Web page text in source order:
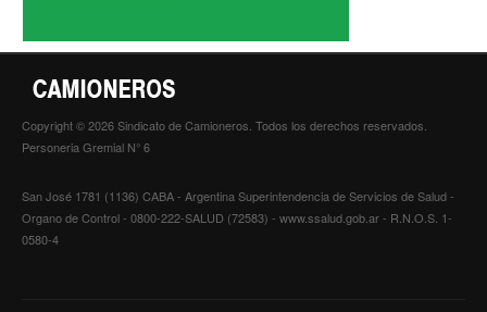
Secretaría general adjunta
Secretaría de actas
Secretaría administrativa
Secretaría gremial
Copyright © 2026 Sindicato de Camioneros. Todos los derechos reservados.
Personeria Gremial N° 6
San José 1781 (1136) CABA - Argentina Superintendencia de Servicios de Salud -
Organo de Control - 0800-222-SALUD (72583) - www.ssalud.gob.ar - R.N.O.S. 1-
0580-4